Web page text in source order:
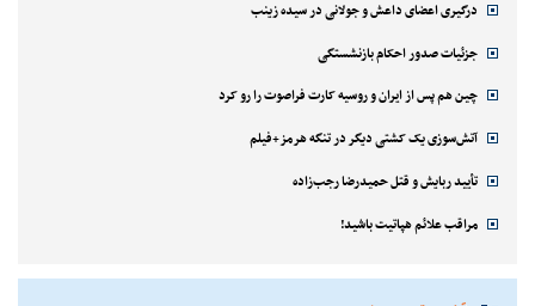
درگیری اعضای داعش و جولانی در سیده زینب
جزئیات صدور احکام بازنشستگی
چین هم پس از ایران و روسیه کارت فراصوت را رو کرد
آتش‌سوزی یک کشتی دیگر در تنگه هرمز+فیلم
تأیید ربایش و قتل حمیدرضا رجب‌زاده
مراقب علائم هپاتیت باشید!